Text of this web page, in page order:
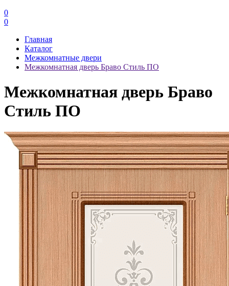
0
0
Главная
Каталог
Межкомнатные двери
Межкомнатная дверь Браво Стиль ПО
Межкомнатная дверь Браво
Стиль ПО